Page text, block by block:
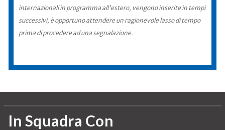
internazionali in programma all'estero, vengono inserite in tempi
successivi, è opportuno attendere un ragionevole lasso di tempo
prima di procedere ad una segnalazione.
In Squadra Con